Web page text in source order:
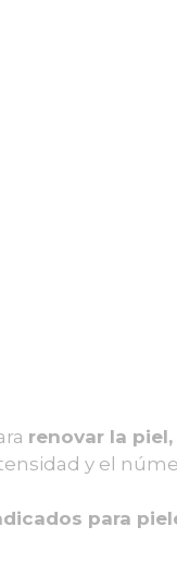
renovar la
y el
para